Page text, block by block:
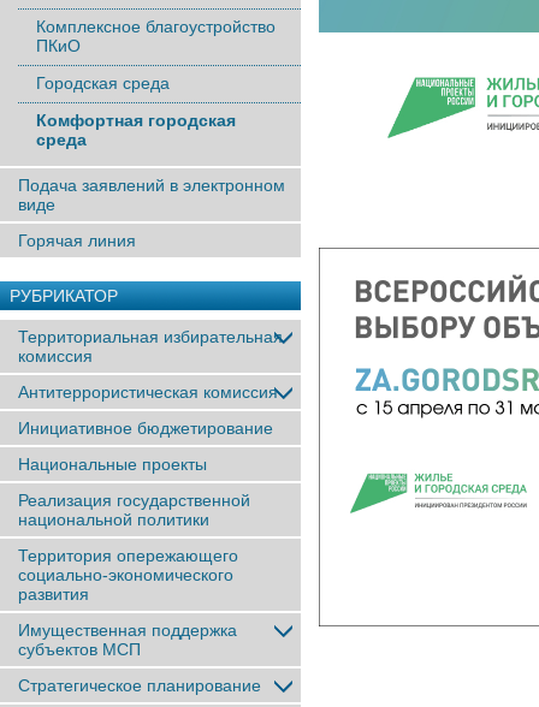
Комплексное благоустройство
ПКиО
Городская среда
Комфортная городская
среда
Подача заявлений в электронном
виде
Горячая линия
РУБРИКАТОР
Территориальная избирательная
комиссия
Антитеррористическая комиссия
Инициативное бюджетирование
Национальные проекты
Реализация государственной
национальной политики
Территория опережающего
социально-экономического
развития
Имущественная поддержка
субъектов МСП
Стратегическое планирование